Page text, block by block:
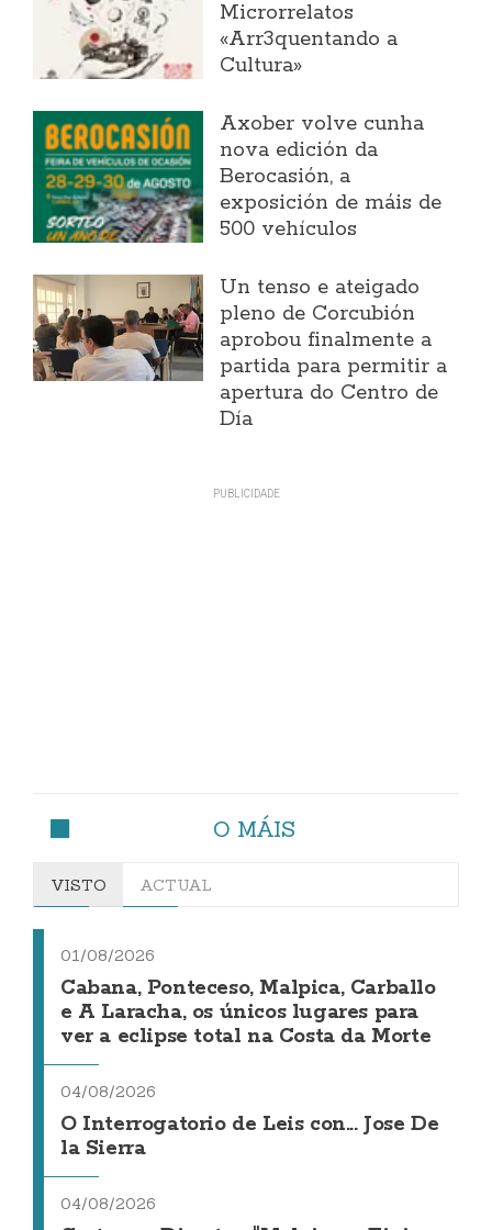
Microrrelatos
«Arr3quentando a
Cultura»
Axober volve cunha
nova edición da
Berocasión, a
exposición de máis de
500 vehículos
Un tenso e ateigado
pleno de Corcubión
aprobou finalmente a
partida para permitir a
apertura do Centro de
Día
O MÁIS
VISTO ACTUAL
01/08/2026
Cabana, Ponteceso, Malpica, Carballo
e A Laracha, os únicos lugares para
ver a eclipse total na Costa da Morte
04/08/2026
O Interrogatorio de Leis con... Jose De
la Sierra
04/08/2026